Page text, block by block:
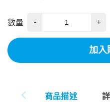
數量 - +
加入
商品描述